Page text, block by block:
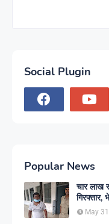
Social Plugin
Popular News
चार लाख
May